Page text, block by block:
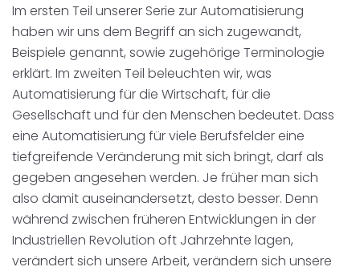
Im ersten Teil unserer Serie zur Automatisierung
haben wir uns dem Begriff an sich zugewandt,
Beispiele genannt, sowie zugehörige Terminologie
erklärt. Im zweiten Teil beleuchten wir, was
Automatisierung für die Wirtschaft, für die
Gesellschaft und für den Menschen bedeutet. Dass
eine Automatisierung für viele Berufsfelder eine
tiefgreifende Veränderung mit sich bringt, darf als
gegeben angesehen werden. Je früher man sich
also damit auseinandersetzt, desto besser. Denn
während zwischen früheren Entwicklungen in der
Industriellen Revolution oft Jahrzehnte lagen,
verändert sich unsere Arbeit, verändern sich unsere